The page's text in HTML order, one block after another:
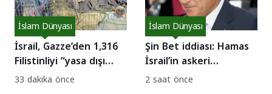
İsrail, Gazze’den 1,316
Filistinliyi “yasa dışı
savaşçı” ilan etti!
İslam Dünyası
33 dakika önce
Şin Bet iddiası: Hamas
İsrail’in askeri
adımlarını engellemeye
İslam Dünyası
2 saat önce